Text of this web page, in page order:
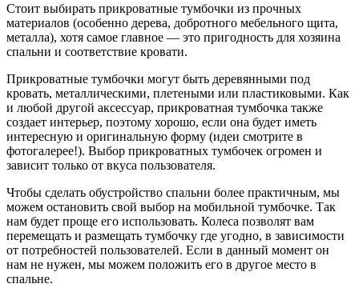
Стоит выбирать прикроватные тумбочки из прочных
материалов (особенно дерева, добротного мебельного щита,
металла), хотя самое главное — это пригодность для хозяина
спальни и соответствие кровати.
Прикроватные тумбочки могут быть деревянными под
кровать, металлическими, плетеными или пластиковыми. Как
и любой другой аксессуар, прикроватная тумбочка также
создает интерьер, поэтому хорошо, если она будет иметь
интересную и оригинальную форму (идеи смотрите в
фотогалерее!). Выбор прикроватных тумбочек огромен и
зависит только от вкуса пользователя.
Чтобы сделать обустройство спальни более практичным, мы
можем остановить свой выбор на мобильной тумбочке. Так
нам будет проще его использовать. Колеса позволят вам
перемещать и размещать тумбочку где угодно, в зависимости
от потребностей пользователей. Если в данный момент он
нам не нужен, мы можем положить его в другое место в
спальне.